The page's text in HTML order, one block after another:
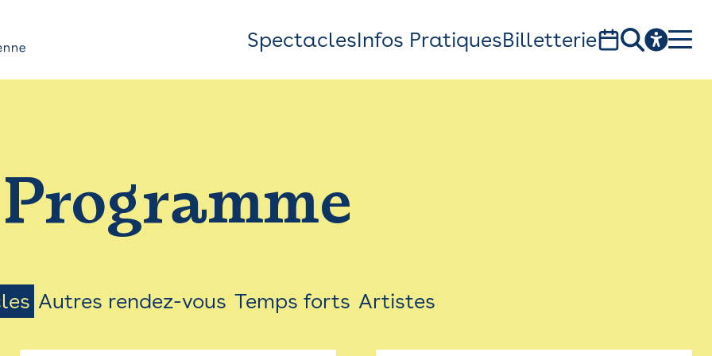
Top
Bar
Menu
SpectaclesInfos PratiquesBilletterie
1, av. du Chateau d'eau - 31300 Toulouse
Programme
Autres rendez-vous Temps forts Artistes